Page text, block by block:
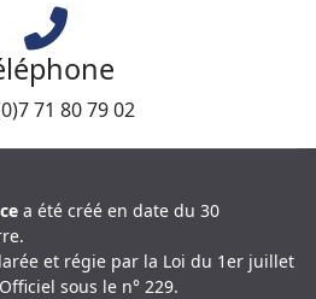
71 80 79 02
a été créé en date du 30
et régie par la Loi du 1er juillet
sous le n° 229.